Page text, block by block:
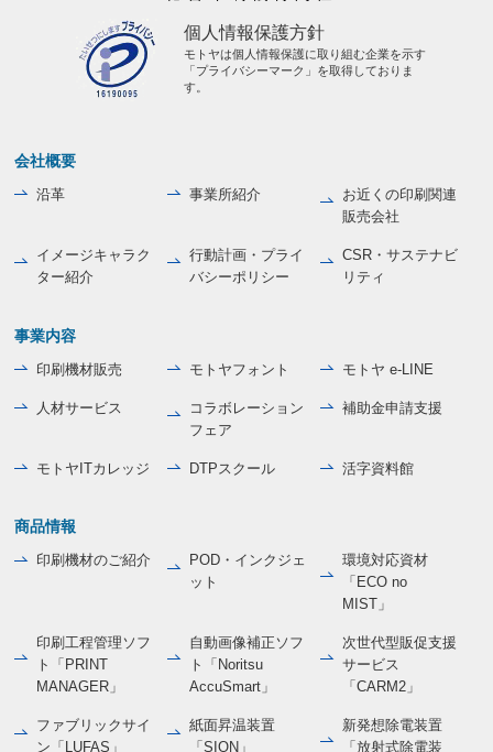
個人情報保護方針
モトヤは個人情報保護に取り組む企業を示す
「プライバシーマーク」を取得しておりま
す。
会社概要
沿革 事業所紹介
お近くの印刷関連
販売会社
イメージキャラク
ター紹介
行動計画・プライ
バシーポリシー
CSR・サステナビ
リティ
事業内容
印刷機材販売 モトヤフォント モトヤ e-LINE
人材サービス
コラボレーション
フェア
補助金申請支援
モトヤITカレッジ DTPスクール 活字資料館
商品情報
印刷機材のご紹介
POD・インクジェ
ット
環境対応資材
「ECO no
MIST」
印刷工程管理ソフ
ト「PRINT
MANAGER」
自動画像補正ソフ
ト「Noritsu
AccuSmart」
次世代型販促支援
サービス
「CARM2」
ファブリックサイ
ン「LUFAS」
紙面昇温装置
「SION」
新発想除電装置
「放射式除電装